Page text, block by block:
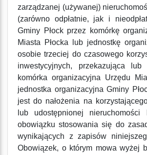
zarządzanej (używanej)
(zarówno odpłatnie, jak i
Gminy Płock przez komórkę
Miasta Płocka lub jednostkę
osobie trzeciej do czasowego
inwestycyjnych, przekazująca lub
komórka organizacyjna Urzędu
jednostka organizacyjna Gminy
jest do nałożenia na
lub udostępnionej
obowiązku stosowania się do
wynikających z zapisów
Obowiązek, o którym mowa wyżej